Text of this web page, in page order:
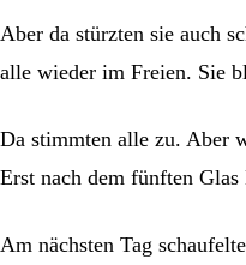
Aber da stürzten sie auch
alle wieder im Freien. Sie
Da stimmten alle zu. Aber
Erst nach dem fünften
Am nächsten Tag